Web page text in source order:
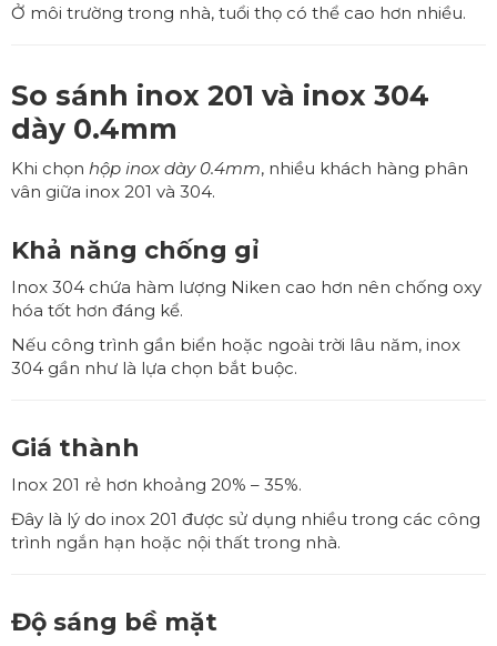
Ở môi trường trong nhà, tuổi thọ có thể cao hơn nhiều.
So sánh inox 201 và inox 304
dày 0.4mm
Khi chọn hộp inox dày 0.4mm, nhiều khách hàng phân
vân giữa inox 201 và 304.
Khả năng chống gỉ
Inox 304 chứa hàm lượng Niken cao hơn nên chống oxy
hóa tốt hơn đáng kể.
Nếu công trình gần biển hoặc ngoài trời lâu năm, inox
304 gần như là lựa chọn bắt buộc.
Giá thành
Inox 201 rẻ hơn khoảng 20% – 35%.
Đây là lý do inox 201 được sử dụng nhiều trong các công
trình ngắn hạn hoặc nội thất trong nhà.
Độ sáng bề mặt